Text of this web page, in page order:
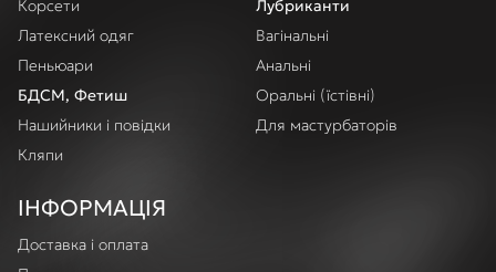
Корсети
Латексний одяг
Пеньюари
БДСМ, Фетиш
Нашийники і повідки
Кляпи
Лубриканти
Вагінальні
Анальні
Оральні (їстівні)
Для мастурбаторів
ІНФОРМАЦІЯ
Доставка і оплата